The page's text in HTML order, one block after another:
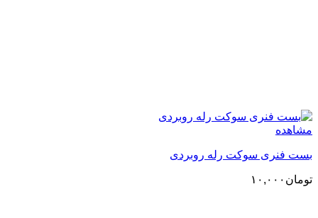
مشاهده
بست فنری سوکت رله روبردی
تومان ۱۰,۰۰۰